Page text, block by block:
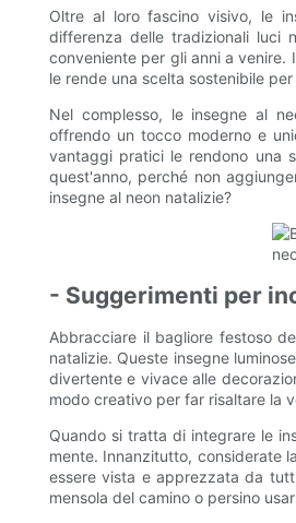
Oltre al loro fascino visivo, le
differenza delle tradizionali luci
conveniente per gli anni a
le rende una scelta sostenibile
Nel complesso, le insegne al
offrendo un tocco moderno e
vantaggi pratici le rendono una
quest'anno, perché non
insegne al neon natalizie?
- Suggerimenti per
Abbracciare il bagliore festoso
natalizie. Queste insegne
divertente e vivace alle
modo creativo per far risaltare la
Quando si tratta di integrare le
mente. Innanzitutto, considerate
essere vista e apprezzata da
mensola del camino o persino